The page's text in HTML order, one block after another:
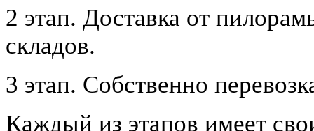
2 этап. Доставка от
складов.
3 этап. Собственно
Каждый из этапов имеет